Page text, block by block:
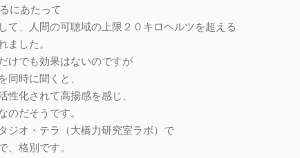
にあたって
て、人間の可聴域の上限２０キロヘルツを超える
ました。
けでも効果はないのですが
同時に聞くと、
性化されて高揚感を感じ、
のだそうです。
ジオ・テラ（大橋力研究室ラボ）で
、格別です。